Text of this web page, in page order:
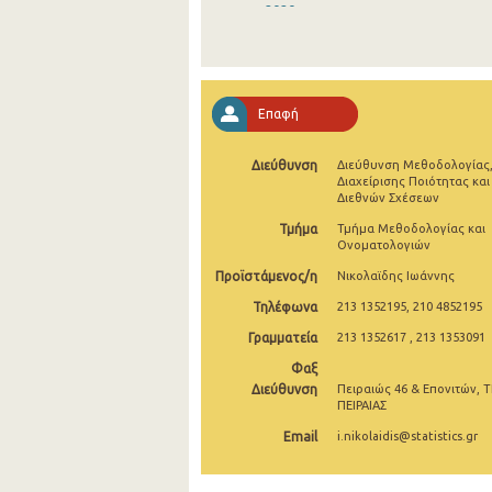
2020
2017
2016
2013
2011
2009
Επαφή
Διεύθυνση
Διεύθυνση Μεθοδολογίας,
Διαχείρισης Ποιότητας και
Διεθνών Σχέσεων
Τμήμα
Τμήμα Μεθοδολογίας και
Ονοματολογιών
Προϊστάμενος/η Νικολαϊδης Ιωάννης
Τηλέφωνα 213 1352195, 210 4852195
Γραμματεία 213 1352617 , 213 1353091
Φαξ
Διεύθυνση
Πειραιώς 46 & Επονιτών,
ΠΕΙΡΑΙΑΣ
Email i.nikolaidis@statistics.gr